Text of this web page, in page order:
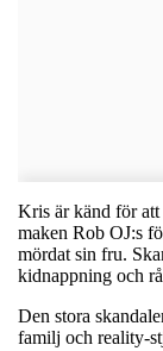
Kris är känd för
maken Rob OJ:s
mördat sin fru.
kidnappning och
Den stora
familj och reality-